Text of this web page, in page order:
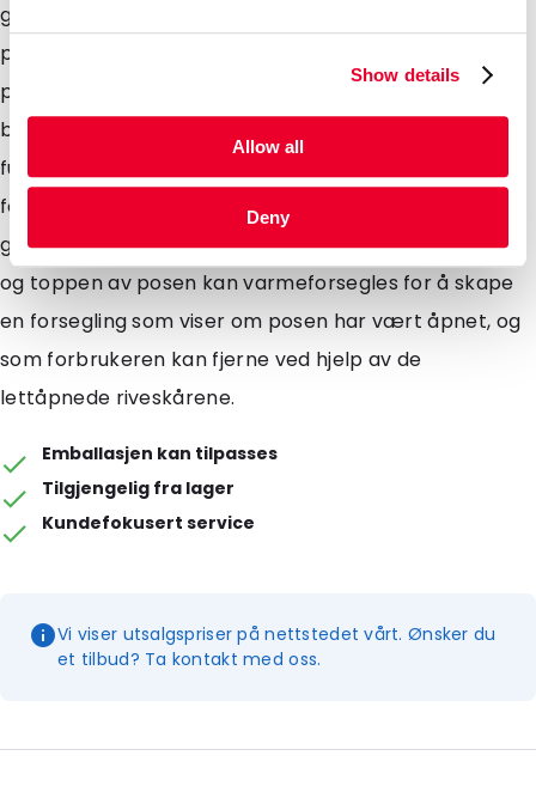
Show details
Allow all
Deny
granulat. Posene er for tiden tilgjengelige i fem varme
pastellfarger som gir dem et naturlig utseende og
preg, og er laget av et flerlags plastlaminat med høy
barriereevne som sikrer god beskyttelse mot gass og
fuktighet. Det blanke vinduet sørger for at
forbrukeren kan se innholdet i posen. Grip-lukkingen
gjør at forbrukeren kan åpne og lukke posen på nytt,
og toppen av posen kan varmeforsegles for å skape
en forsegling som viser om posen har vært åpnet, og
som forbrukeren kan fjerne ved hjelp av de
lettåpnede riveskårene.
Emballasjen kan tilpasses
Tilgjengelig fra lager
Kundefokusert service
Vi viser utsalgspriser på nettstedet vårt. Ønsker du
et tilbud? Ta kontakt med oss.